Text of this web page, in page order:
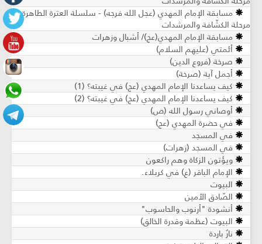
مسابقة الإمام المهدي (عجل الله فرجه) - سلسلة العترة الطاهرة -
مرحلة الكشّافة والمرشدات
مسابقة الإمام المهدي(عج)/ أشبال وزهرات
أئمتي (عليهم السلام)
صرخة (فروع الدين)
أجمل آية (صرخة)
كيف يساعدنا الإمام المهدي (عج) في غيبته؟ (1)
كيف يساعدنا الإمام المهدي (عج) في غيبته؟ (2)
أوصاني رسول الله (ص)
في حضرة المهدي (عج)
في المسجد
في المسجد (زهرات)
ويؤتون الزكاة وهم راكعون
الإمام الباقر (ع) في كربلاء.
البيوت
الصّادق الأمين
أنشودة "أرنوب والحاسوب"
البيوت (عظمة وقدرة الخالق)
نارٌ باردة